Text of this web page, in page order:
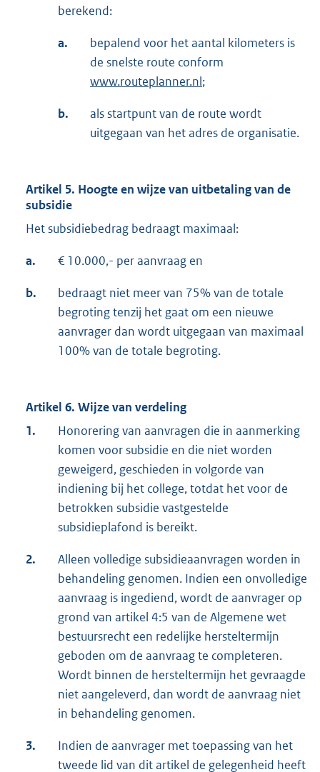
berekend:
a.
bepalend voor het aantal kilometers is
de snelste route conform
www.routeplanner.nl;
b.
als startpunt van de route wordt
uitgegaan van het adres de organisatie.
Artikel 5. Hoogte en wijze van uitbetaling van de
subsidie
Het subsidiebedrag bedraagt maximaal:
a. € 10.000,- per aanvraag en
b.
bedraagt niet meer van 75% van de totale
begroting tenzij het gaat om een nieuwe
aanvrager dan wordt uitgegaan van maximaal
100% van de totale begroting.
Artikel 6. Wijze van verdeling
1.
Honorering van aanvragen die in aanmerking
komen voor subsidie en die niet worden
geweigerd, geschieden in volgorde van
indiening bij het college, totdat het voor de
betrokken subsidie vastgestelde
subsidieplafond is bereikt.
2.
Alleen volledige subsidieaanvragen worden in
behandeling genomen. Indien een onvolledige
aanvraag is ingediend, wordt de aanvrager op
grond van artikel 4:5 van de Algemene wet
bestuursrecht een redelijke hersteltermijn
geboden om de aanvraag te completeren.
Wordt binnen de hersteltermijn het gevraagde
niet aangeleverd, dan wordt de aanvraag niet
in behandeling genomen.
3.
Indien de aanvrager met toepassing van het
tweede lid van dit artikel de gelegenheid heeft